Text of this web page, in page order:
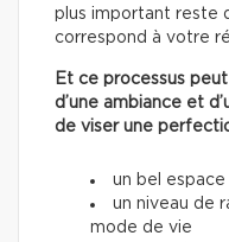
plus important reste
correspond à votre
Et ce processus
d’une ambiance et
de viser une
un bel
un niveau de
mode de vie